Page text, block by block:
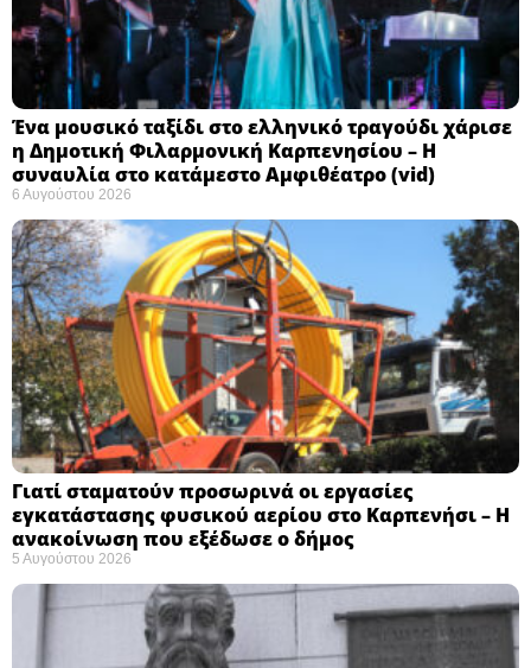
Ένα μουσικό ταξίδι στο ελληνικό τραγούδι χάρισε
η Δημοτική Φιλαρμονική Καρπενησίου – Η
συναυλία στο κατάμεστο Αμφιθέατρο (vid)
6 Αυγούστου 2026
Γιατί σταματούν προσωρινά οι εργασίες
εγκατάστασης φυσικού αερίου στο Καρπενήσι – Η
ανακοίνωση που εξέδωσε ο δήμος
5 Αυγούστου 2026